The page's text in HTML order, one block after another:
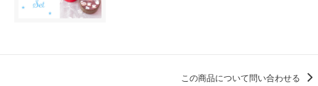
この商品について問い合わせる